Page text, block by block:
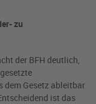
zu
der BFH deutlich,
dem Gesetz ableitbar
ist das